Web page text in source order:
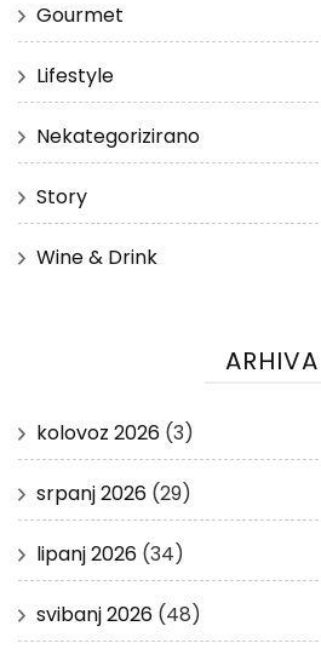
Gourmet
Lifestyle
Nekategorizirano
Story
Wine & Drink
ARHIVA
kolovoz 2026 (3)
srpanj 2026 (29)
lipanj 2026 (34)
svibanj 2026 (48)